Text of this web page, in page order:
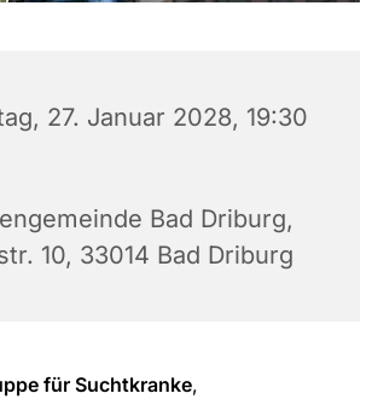
27. Januar 2028, 19:30
Bad Driburg,
10, 33014 Bad Driburg
für Suchtkranke,